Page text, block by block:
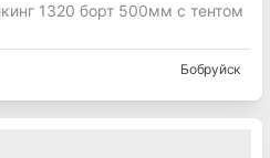
1320 борт 500мм с тентом
Бобруйск